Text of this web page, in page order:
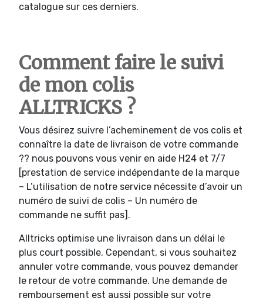
catalogue sur ces derniers.
Comment faire le suivi
de mon colis
ALLTRICKS ?
Vous désirez suivre l’acheminement de vos colis et
connaître la date de livraison de votre commande
?? nous pouvons vous venir en aide H24 et 7/7
[prestation de service indépendante de la marque
– L’utilisation de notre service nécessite d’avoir un
numéro de suivi de colis – Un numéro de
commande ne suffit pas].
Alltricks optimise une livraison dans un délai le
plus court possible. Cependant, si vous souhaitez
annuler votre commande, vous pouvez demander
le retour de votre commande. Une demande de
remboursement est aussi possible sur votre